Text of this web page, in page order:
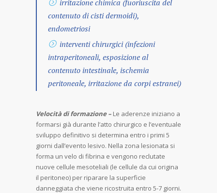
irritazione chimica (fuoriuscita del
contenuto di cisti dermoidi),
endometriosi
interventi chirurgici (infezioni
intraperitoneali, esposizione al
contenuto intestinale, ischemia
peritoneale, irritazione da corpi estranei)
Velocità di formazione – Le aderenze iniziano a
formarsi già durante l’atto chirurgico e l’eventuale
sviluppo definitivo si determina entro i primi 5
giorni dall’evento lesivo. Nella zona lesionata si
forma un velo di fibrina e vengono reclutate
nuove cellule mesoteliali (le cellule da cui origina
il peritoneo) per riparare la superficie
danneggiata che viene ricostruita entro 5-7 giorni.